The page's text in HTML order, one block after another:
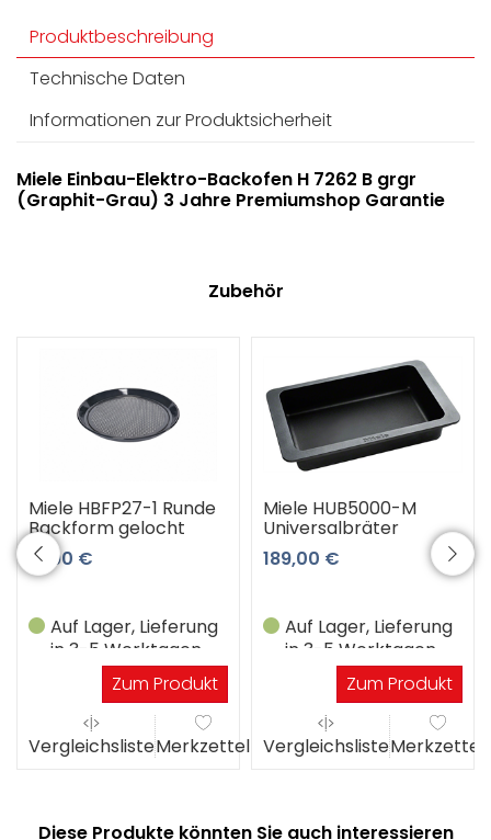
Produktbeschreibung
Technische Daten
Informationen zur Produktsicherheit
Miele Einbau-Elektro-Backofen H 7262 B grgr
(Graphit-Grau) 3 Jahre Premiumshop Garantie
Zubehör
Miele HBFP27-1 Runde
Backform gelocht
61,90 €
Auf Lager, Lieferung
in 3-5 Werktagen
Zum Produkt
VergleichslisteMerkzettel
Miele HUB5000-M
Universalbräter
189,00 €
Auf Lager, Lieferung
in 3-5 Werktagen
Zum Produkt
VergleichslisteMerkzettel
Diese Produkte könnten Sie auch interessieren